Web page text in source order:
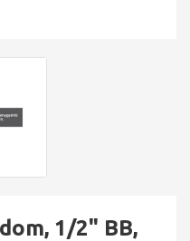
1/2" BB,